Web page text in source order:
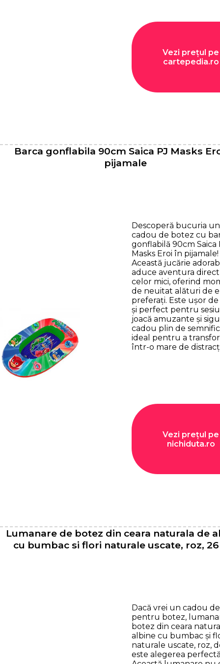
Vezi prețul pe
cartepedia.ro
Barca gonflabila 90cm Saica PJ Masks
pijamale
Descoperă bucuria
cadou de botez cu
gonflabilă 90cm Saica
Masks Eroi în pijamale!
Această jucărie
aduce aventura direct
celor mici, oferind
de neuitat alături de
preferați. Este ușor
și perfect pentru
joacă amuzante și
cadou plin de
ideal pentru a
într-o mare de
Vezi prețul pe
nichiduta.ro
Lumanare de botez din ceara naturala de
cu bumbac si flori naturale uscate, roz,
Dacă vrei un cadou
pentru botez,
botez din ceara
albine cu bumbac și
naturale uscate, roz,
este alegerea